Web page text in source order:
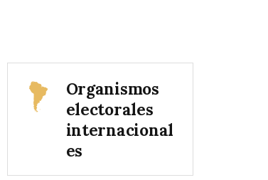
Organismos
electorales
internacional
es